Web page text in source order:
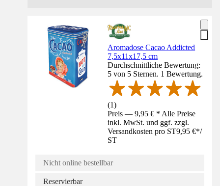
Aromadose Cacao Addicted
7,5x11x17,5 cm
Durchschnittliche Bewertung:
5 von 5 Sternen. 1 Bewertung.
(1)
Preis — 9,95 € * Alle Preise
inkl. MwSt. und ggf. zzgl.
Versandkosten pro ST9,95 €*/
ST
Nicht online bestellbar
Reservierbar